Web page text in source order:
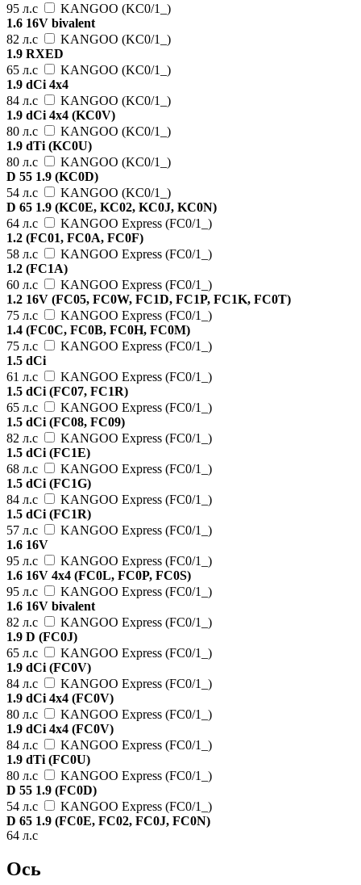
95 л.с
KANGOO (KC0/1_)
1.6 16V bivalent
82 л.с
KANGOO (KC0/1_)
1.9 RXED
65 л.с
KANGOO (KC0/1_)
1.9 dCi 4x4
84 л.с
KANGOO (KC0/1_)
1.9 dCi 4x4 (KC0V)
80 л.с
KANGOO (KC0/1_)
1.9 dTi (KC0U)
80 л.с
KANGOO (KC0/1_)
D 55 1.9 (KC0D)
54 л.с
KANGOO (KC0/1_)
D 65 1.9 (KC0E, KC02, KC0J, KC0N)
64 л.с
KANGOO Express (FC0/1_)
1.2 (FC01, FC0A, FC0F)
58 л.с
KANGOO Express (FC0/1_)
1.2 (FC1A)
60 л.с
KANGOO Express (FC0/1_)
1.2 16V (FC05, FC0W, FC1D, FC1P, FC1K, FC0T)
75 л.с
KANGOO Express (FC0/1_)
1.4 (FC0C, FC0B, FC0H, FC0M)
75 л.с
KANGOO Express (FC0/1_)
1.5 dCi
61 л.с
KANGOO Express (FC0/1_)
1.5 dCi (FC07, FC1R)
65 л.с
KANGOO Express (FC0/1_)
1.5 dCi (FC08, FC09)
82 л.с
KANGOO Express (FC0/1_)
1.5 dCi (FC1E)
68 л.с
KANGOO Express (FC0/1_)
1.5 dCi (FC1G)
84 л.с
KANGOO Express (FC0/1_)
1.5 dCi (FC1R)
57 л.с
KANGOO Express (FC0/1_)
1.6 16V
95 л.с
KANGOO Express (FC0/1_)
1.6 16V 4x4 (FC0L, FC0P, FC0S)
95 л.с
KANGOO Express (FC0/1_)
1.6 16V bivalent
82 л.с
KANGOO Express (FC0/1_)
1.9 D (FC0J)
65 л.с
KANGOO Express (FC0/1_)
1.9 dCi (FC0V)
84 л.с
KANGOO Express (FC0/1_)
1.9 dCi 4x4 (FC0V)
80 л.с
KANGOO Express (FC0/1_)
1.9 dCi 4x4 (FC0V)
84 л.с
KANGOO Express (FC0/1_)
1.9 dTi (FC0U)
80 л.с
KANGOO Express (FC0/1_)
D 55 1.9 (FC0D)
54 л.с
KANGOO Express (FC0/1_)
D 65 1.9 (FC0E, FC02, FC0J, FC0N)
64 л.с
Ось